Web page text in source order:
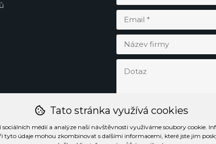
Tato stránka využívá cookies
médií a analýze naší návštěvnosti využíváme soubory cookie.
údaje mohou zkombinovat s dalšími informacemi, které jste jim